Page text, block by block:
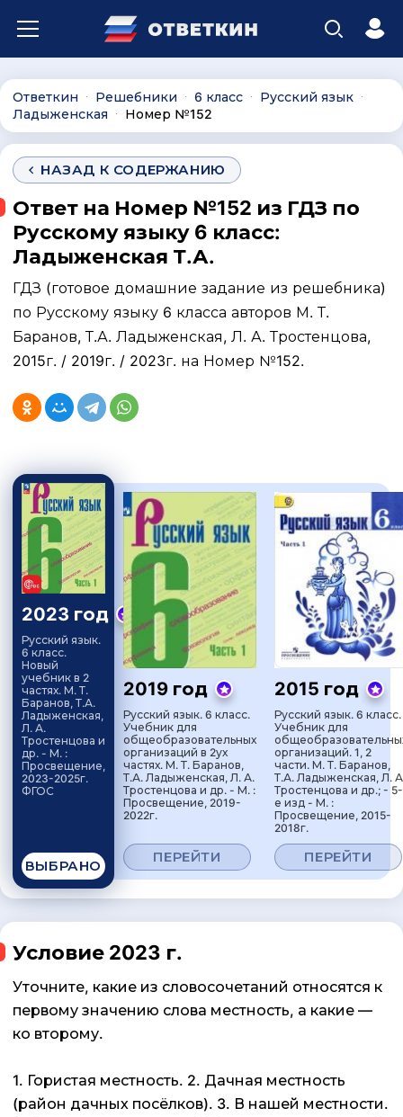
Ответкин ∙ Решебники ∙ 6 класс ∙ Русский язык ∙
Ладыженская ∙ Номер №152
НАЗАД К СОДЕРЖАНИЮ
Ответ на Номер №152 из ГДЗ по
Русскому языку 6 класс:
Ладыженская Т.А.
ГДЗ (готовое домашние задание из решебника)
по Русскому языку 6 класса авторов М. Т.
Баранов, Т.А. Ладыженская, Л. А. Тростенцова,
2015г. / 2019г. / 2023г. на Номер №152.
2023 год
Русский язык.
6 класс.
Новый
учебник в 2
частях. М. Т.
Баранов, Т.А.
Ладыженская,
Л. А.
Тростенцова и
др. - М. :
Просвещение,
2023-2025г.
ФГОС
ВЫБРАНО
2019 год
Русский язык. 6 класс.
Учебник для
общеобразовательных
организаций в 2ух
частях. М. Т. Баранов,
Т.А. Ладыженская, Л. А.
Тростенцова и др. - М. :
Просвещение, 2019-
2022г.
ПЕРЕЙТИ
2015 год
Русский язык. 6 класс.
Учебник для
организаций. 1, 2
части. М. Т. Баранов,
Т.А. Ладыженская, Л.
Тростенцова и др.; - 5-
е изд - М. :
Просвещение, 2015-
2018г.
ПЕРЕЙТИ
Условие 2023 г.
Уточните, какие из словосочетаний относятся к
первому значению слова местность, а какие —
ко второму.
1. Гористая местность. 2. Дачная местность
(район дачных посёлков). 3. В нашей местности.